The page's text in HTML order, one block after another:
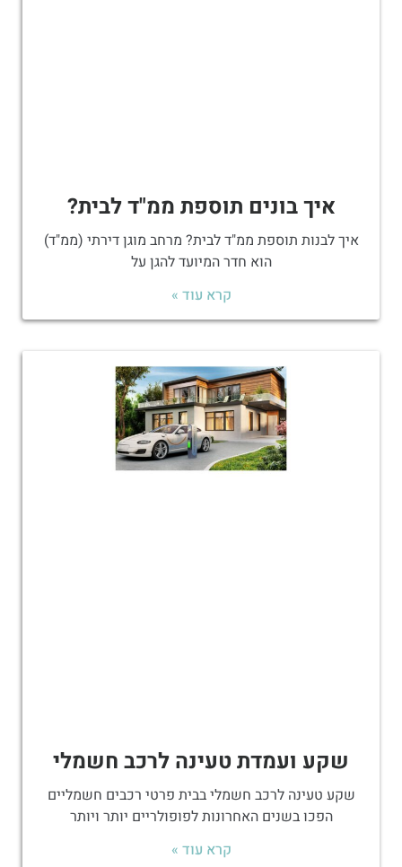
איך בונים תוספת ממ"ד לבית?
איך לבנות תוספת ממ"ד לבית? מרחב מוגן דירתי (ממ"ד)
הוא חדר המיועד להגן על
קרא עוד »
שקע ועמדת טעינה לרכב חשמלי
שקע טעינה לרכב חשמלי בבית פרטי רכבים חשמליים
הפכו בשנים האחרונות לפופולריים יותר ויותר
קרא עוד »